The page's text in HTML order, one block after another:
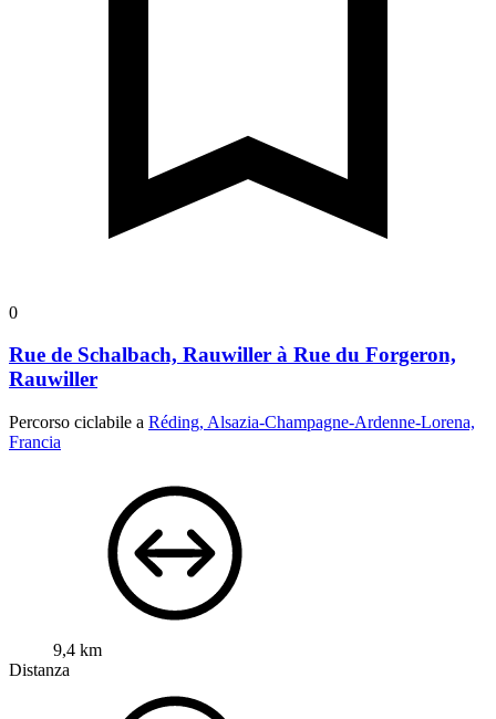
0
Rue de Schalbach, Rauwiller à Rue du Forgeron,
Rauwiller
Percorso ciclabile a Réding, Alsazia-Champagne-Ardenne-Lorena,
Francia
9,4 km
Distanza